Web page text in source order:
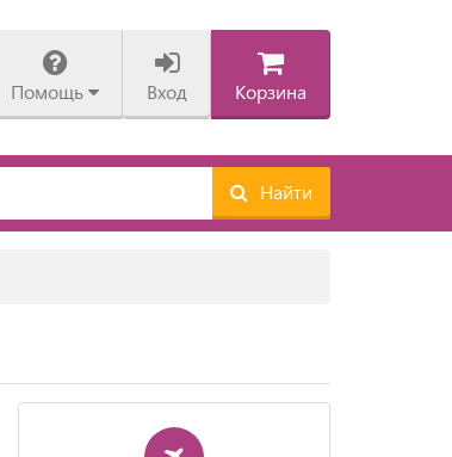
Помощь Вход Корзина
Найти